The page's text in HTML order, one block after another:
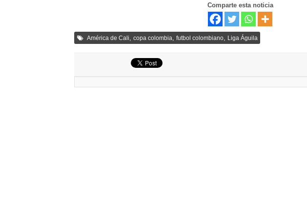
Comparte esta noticia
América de Cali, copa colombia, futbol colombiano, Liga Águila